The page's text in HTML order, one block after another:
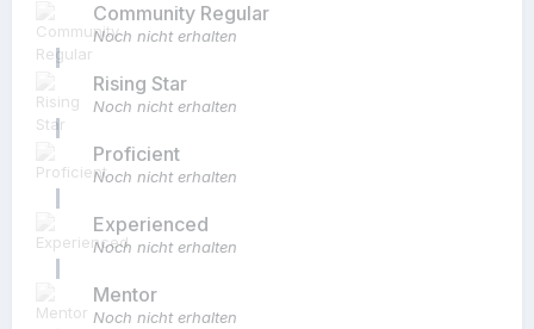
Community Regular
Noch nicht erhalten
Rising Star
Noch nicht erhalten
Proficient
Noch nicht erhalten
Experienced
Noch nicht erhalten
Mentor
Noch nicht erhalten